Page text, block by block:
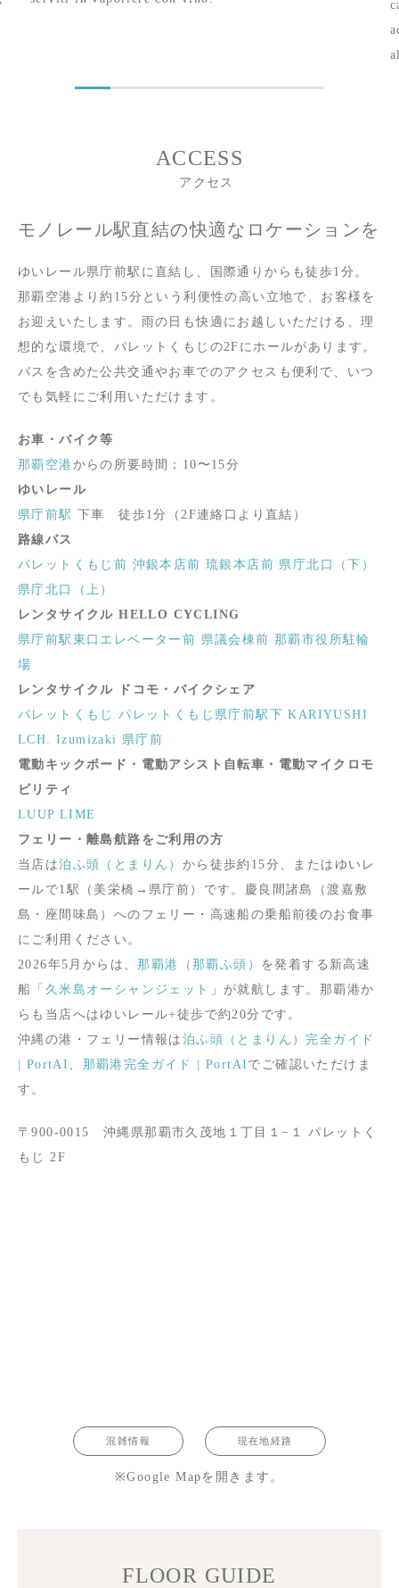
ACCESS
アクセス
モノレール駅直結の快適なロケーションを
ゆいレール県庁前駅に直結し、国際通りからも徒歩1分。
那覇空港より約15分という利便性の高い立地で、お客様を
お迎えいたします。雨の日も快適にお越しいただける、理
想的な環境で、パレットくもじの2Fにホールがあります。
バスを含めた公共交通やお車でのアクセスも便利で、いつ
でも気軽にご利用いただけます。
お車・バイク等
那覇空港からの所要時間：10〜15分
ゆいレール
県庁前駅 下車 徒歩1分（2F連絡口より直結）
路線バス
パレットくもじ前 沖銀本店前 琉銀本店前 県庁北口（下）
県庁北口（上）
レンタサイクル HELLO CYCLING
県庁前駅東口エレベーター前 県議会棟前 那覇市役所駐輪
場
レンタサイクル ドコモ・バイクシェア
パレットくもじ
パレットくもじ県庁前駅下 KARIYUSHI
LCH. Izumizaki 県庁前
電動キックボード・電動アシスト自転車・電動マイクロモ
ビリティ
LUUP LIME
フェリー・離島航路をご利用の方
当店は泊ふ頭（とまりん） から徒歩約15分、またはゆいレ
ールで1駅（美栄橋→県庁前）です。慶良間諸島（渡嘉敷
島・座間味島）へのフェリー・高速船の乗船前後のお食事
にご利用ください。
2026年5月からは、那覇港（那覇ふ頭） を発着する新高速
船「 久米島オーシャンジェット
」が就航します。那覇港か
らも当店へはゆいレール+徒歩で約20分です。
沖縄の港・フェリー情報は 泊ふ頭（とまりん）完全ガイド
| PortAI 、 那覇港完全ガイド | PortAI でご確認いただけま
す。
〒900-0015 沖縄県那覇市久茂地１丁目１−１ パレットく
もじ 2F
混雑情報 現在地経路
※Google Mapを開きます。
FLOOR GUIDE